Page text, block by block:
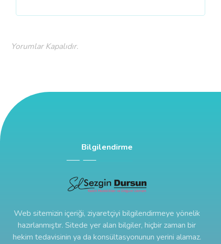
Yorumlar Kapalıdır.
Bilgilendirme
Web sitemizin içeriği, ziyaretçiyi bilgilendirmeye yönelik
hazırlanmıştır. Sitede yer alan bilgiler, hiçbir zaman bir
hekim tedavisinin ya da konsültasyonunun yerini alamaz.